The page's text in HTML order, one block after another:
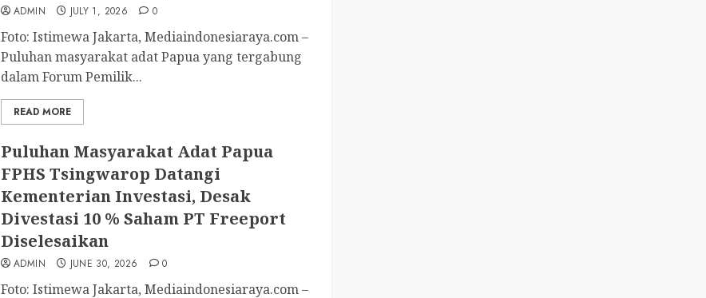
ADMIN JULY 1, 2026 0
Foto: Istimewa Jakarta, Mediaindonesiaraya.com –
Puluhan masyarakat adat Papua yang tergabung
dalam Forum Pemilik...
READ MORE
Puluhan Masyarakat Adat Papua
FPHS Tsingwarop Datangi
Kementerian Investasi, Desak
Divestasi 10 % Saham PT Freeport
Diselesaikan
ADMIN JUNE 30, 2026 0
Foto: Istimewa Jakarta, Mediaindonesiaraya.com –